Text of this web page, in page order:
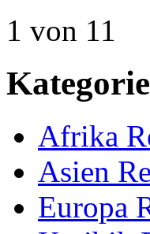
1 von 11
Afrika
Asien
Europa